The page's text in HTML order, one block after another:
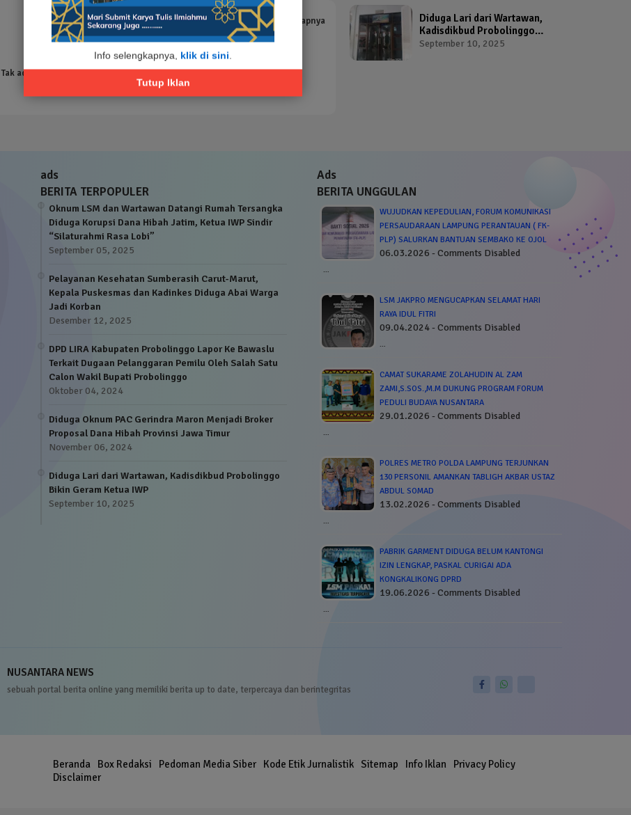
Info selengkapnya, klik di sini
Tutup Iklan
Tampilkan selengkapnya
Tak ada hasil yang ditemukan
Diduga Lari dari Wartawan,
Kadisdikbud Probolinggo
Bikin Geram Ketua IWP
September 10, 2025
ads
BERITA TERPOPULER
Oknum LSM dan Wartawan Datangi Rumah Tersangka
Diduga Korupsi Dana Hibah Jatim, Ketua IWP Sindir
“Silaturahmi Rasa Lobi”
September 05, 2025
Pelayanan Kesehatan Sumberasih Carut-Marut,
Kepala Puskesmas dan Kadinkes Diduga Abai Warga
Jadi Korban
Desember 12, 2025
DPD LIRA Kabupaten Probolinggo Lapor Ke Bawaslu
Terkait Dugaan Pelanggaran Pemilu Oleh Salah Satu
Calon Wakil Bupati Probolinggo
Oktober 04, 2024
Diduga Oknum PAC Gerindra Maron Menjadi Broker
Proposal Dana Hibah Provinsi Jawa Timur
November 06, 2024
Diduga Lari dari Wartawan, Kadisdikbud Probolinggo
Bikin Geram Ketua IWP
September 10, 2025
Ads
BERITA UNGGULAN
WUJUDKAN KEPEDULIAN, FORUM KOMUNIKASI
PERSAUDARAAN LAMPUNG PERANTAUAN ( FK-
PLP) SALURKAN BANTUAN SEMBAKO KE OJOL
06.03.2026 - Comments Disabled
…
LSM JAKPRO MENGUCAPKAN SELAMAT HARI
RAYA IDUL FITRI
09.04.2024 - Comments Disabled
…
CAMAT SUKARAME ZOLAHUDIN AL ZAM
ZAMI,S.SOS.,M.M DUKUNG PROGRAM FORUM
PEDULI BUDAYA NUSANTARA
29.01.2026 - Comments Disabled
…
POLRES METRO POLDA LAMPUNG TERJUNKAN
130 PERSONIL AMANKAN TABLIGH AKBAR USTAZ
ABDUL SOMAD
13.02.2026 - Comments Disabled
…
PABRIK GARMENT DIDUGA BELUM KANTONGI
IZIN LENGKAP, PASKAL CURIGAI ADA
KONGKALIKONG DPRD
19.06.2026 - Comments Disabled
…
NUSANTARA NEWS
sebuah portal berita online yang memiliki berita up to date, terpercaya dan berintegritas
Beranda Box Redaksi Pedoman Media Siber Kode Etik Jurnalistik Sitemap Info Iklan
Privacy Policy
Disclaimer